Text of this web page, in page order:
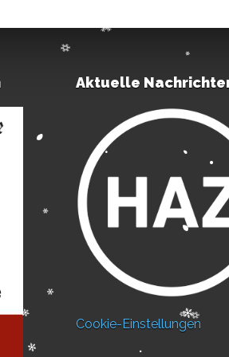
Aktuelle
Cookie-Einstellungen